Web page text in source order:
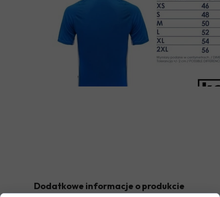
Dodatkowe informacje o produkcie